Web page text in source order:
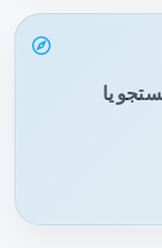
یا